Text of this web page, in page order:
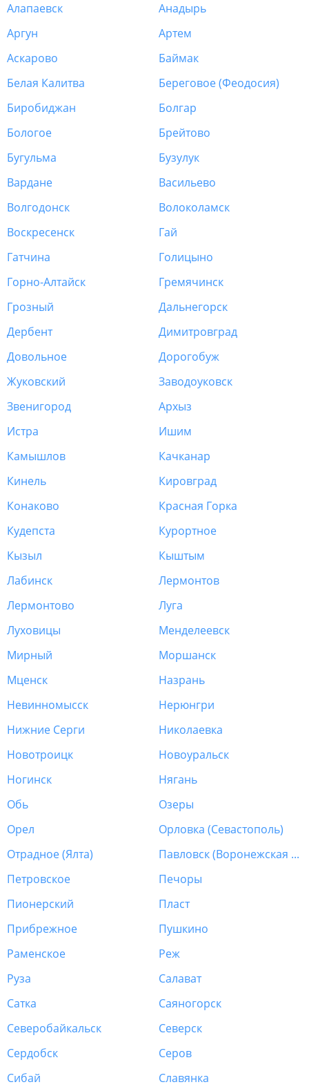
Алапаевск
Анадырь
Аргун
Артем
Аскарово
Баймак
Белая Калитва
Береговое (Феодосия)
Биробиджан
Болгар
Бологое
Брейтово
Бугульма
Бузулук
Вардане
Васильево
Волгодонск
Волоколамск
Воскресенск
Гай
Гатчина
Голицыно
Горно-Алтайск
Гремячинск
Грозный
Дальнегорск
Дербент
Димитровград
Довольное
Дорогобуж
Жуковский
Заводоуковск
Звенигород
Архыз
Истра
Ишим
Камышлов
Качканар
Кинель
Кировград
Конаково
Красная Горка
Кудепста
Курортное
Кызыл
Кыштым
Лабинск
Лермонтов
Лермонтово
Луга
Луховицы
Менделеевск
Мирный
Моршанск
Мценск
Назрань
Невинномысск
Нерюнгри
Нижние Серги
Николаевка
Новотроицк
Новоуральск
Ногинск
Нягань
Обь
Озеры
Орел
Орловка (Севастополь)
Отрадное (Ялта)
Павловск (Воронежская обл.)
Петровское
Печоры
Пионерский
Пласт
Прибрежное
Пушкино
Раменское
Реж
Руза
Салават
Сатка
Саяногорск
Северобайкальск
Северск
Сердобск
Серов
Сибай
Славянка